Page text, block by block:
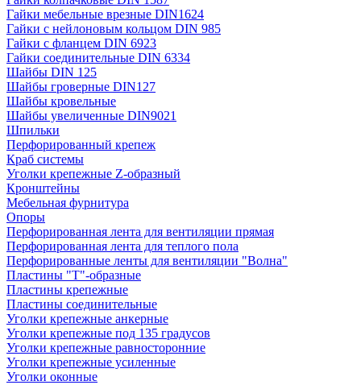
Гайки мебельные врезные DIN1624
Гайки с нейлоновым кольцом DIN 985
Гайки с фланцем DIN 6923
Гайки соединительные DIN 6334
Шайбы DIN 125
Шайбы гроверные DIN127
Шайбы кровельные
Шайбы увеличенные DIN9021
Шпильки
Перфорированный крепеж
Краб системы
Уголки крепежные Z-образный
Кронштейны
Мебельная фурнитура
Опоры
Перфорированная лента для вентиляции прямая
Перфорированная лента для теплого пола
Перфорированные ленты для вентиляции "Волна"
Пластины "Т"-образные
Пластины крепежные
Пластины соединительные
Уголки крепежные анкерные
Уголки крепежные под 135 градусов
Уголки крепежные равносторонние
Уголки крепежные усиленные
Уголки оконные